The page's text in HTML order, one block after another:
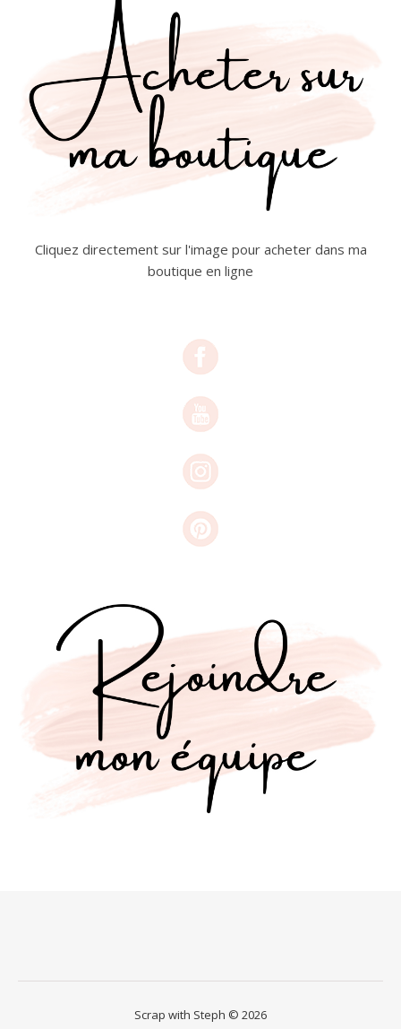
Cliquez directement sur l'image pour acheter dans ma
boutique en ligne
Scrap with Steph © 2026